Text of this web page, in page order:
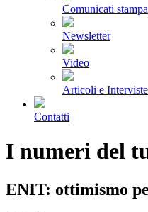
Comunicati stampa
Newsletter
Video
Articoli e Interviste
Contatti
I numeri del
ENIT: ottimismo